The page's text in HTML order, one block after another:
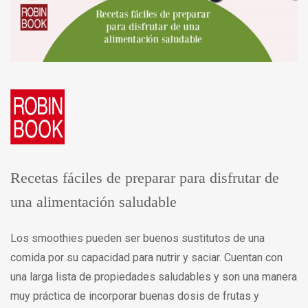
Recetas fáciles de preparar para disfrutar de
una alimentación saludable
Los smoothies pueden ser buenos sustitutos de una
comida por su capacidad para nutrir y saciar. Cuentan con
una larga lista de propiedades saludables y son una manera
muy práctica de incorporar buenas dosis de frutas y